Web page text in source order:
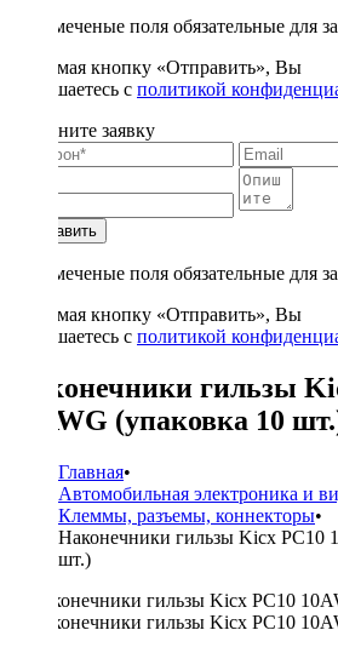
* - отмеченые поля обязательные для
Нажимая кнопку «Отправить», Вы
соглашаетесь с политикой
Заполните заявку
Отправить
* - отмеченые поля обязательные для
Нажимая кнопку «Отправить», Вы
соглашаетесь с политикой
Наконечники гильзы
10AWG (упаковка 10
Главная•
Автомобильная электроника и
Клеммы, разъемы, коннекторы•
Наконечники гильзы Kicx PC10
шт.)